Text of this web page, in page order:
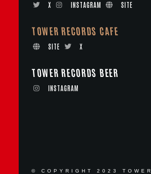
X INSTAGRAM SITE
TOWER RECORDS CAFE
SITE X
TOWER RECORDS BEER
INSTAGRAM
© COPYRIGHT 2023 TOWER